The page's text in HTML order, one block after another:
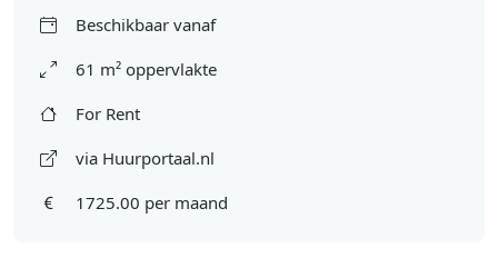
Beschikbaar vanaf
61 m² oppervlakte
For Rent
via Huurportaal.nl
1725.00 per maand